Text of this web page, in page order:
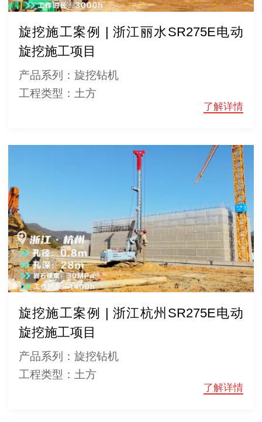
旋挖施工案例 | 浙江丽水SR275E电动
旋挖施工项目
产品系列：旋挖钻机
工程类型：土方
了解详情
旋挖施工案例 | 浙江杭州SR275E电动
旋挖施工项目
产品系列：旋挖钻机
工程类型：土方
了解详情